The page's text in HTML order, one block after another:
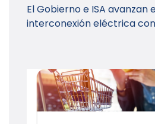
El Gobierno e ISA
interconexión eléctrica